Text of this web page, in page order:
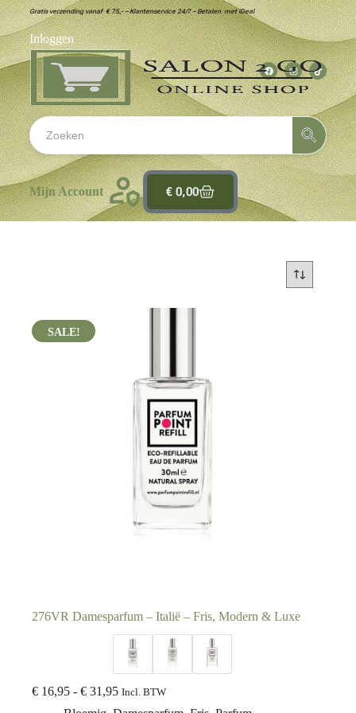
Gratis verzending vanaf € 75,- – Klantenservice 24/7 – Betalen met iDeal
Inloggen
Mijn Account €0,00
276VR Damesparfum – Italië – Fris, Modern & Luxe
€ 16,95 - € 31,95 Incl. BTW